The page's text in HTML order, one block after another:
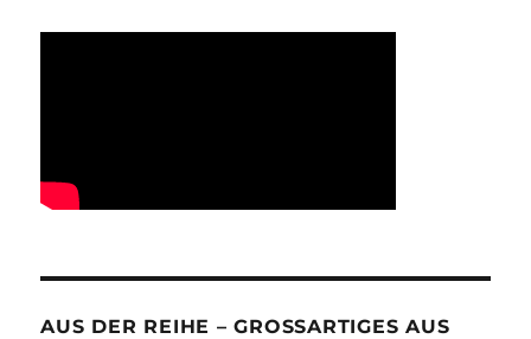
AUS DER REIHE – GROSSARTIGES AUS D